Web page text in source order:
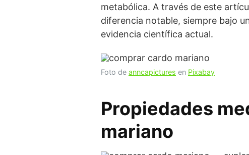
metabólica. A través de este
diferencia notable, siempre bajo
evidencia científica actual.
Foto de anncapictures en Pixabay
Propiedades
mariano